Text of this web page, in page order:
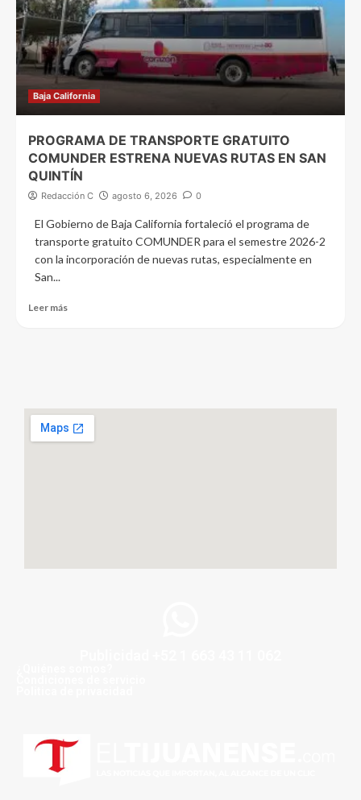
Baja California
PROGRAMA DE TRANSPORTE GRATUITO
COMUNDER ESTRENA NUEVAS RUTAS EN SAN
QUINTÍN
Redacción C agosto 6, 2026 0
El Gobierno de Baja California fortaleció el programa de
transporte gratuito COMUNDER para el semestre 2026-2
con la incorporación de nuevas rutas, especialmente en
San...
Leer más